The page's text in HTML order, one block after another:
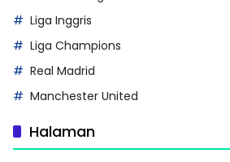
Liga Inggris
Liga Champions
Real Madrid
Manchester United
Halaman